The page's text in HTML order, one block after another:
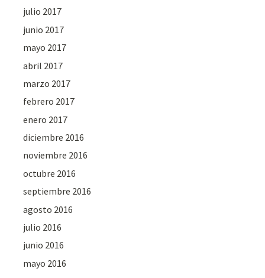
julio 2017
junio 2017
mayo 2017
abril 2017
marzo 2017
febrero 2017
enero 2017
diciembre 2016
noviembre 2016
octubre 2016
septiembre 2016
agosto 2016
julio 2016
junio 2016
mayo 2016